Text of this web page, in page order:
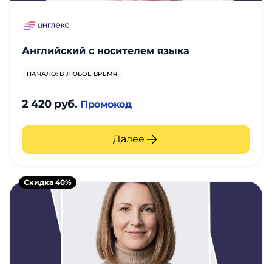
Английский с носителем языка
НАЧАЛО: В ЛЮБОЕ ВРЕМЯ
2 420 руб. Промокод
Далее
Скидка 40%